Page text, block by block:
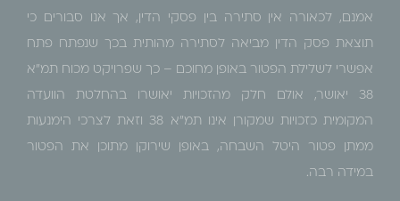
אמנם, לכאורה אין סתירה בין פסקי הדין, אך אנו סבורים כי
תוצאת פסק הדין מביאה לסתירה מהותית בכך שנפתח פתח
אפשרי לשלילת הפטור באופן מחוכם – כך שפרויקט מכוח תמ"א
38 יאושר, אולם חלק מהזכויות יאושרו בהחלטת הוועדה
המקומית כזכויות שמקורן אינו תמ"א 38 וזאת לצרכי הימנעות
ממתן פטור היטל השבחה, באופן שירוקן מתוכן את הפטור
במידה רבה.